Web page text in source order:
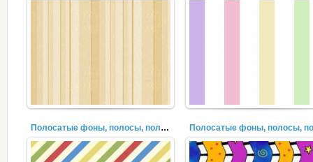
Полосатые фоны, полосы, полоски, лучи (22)